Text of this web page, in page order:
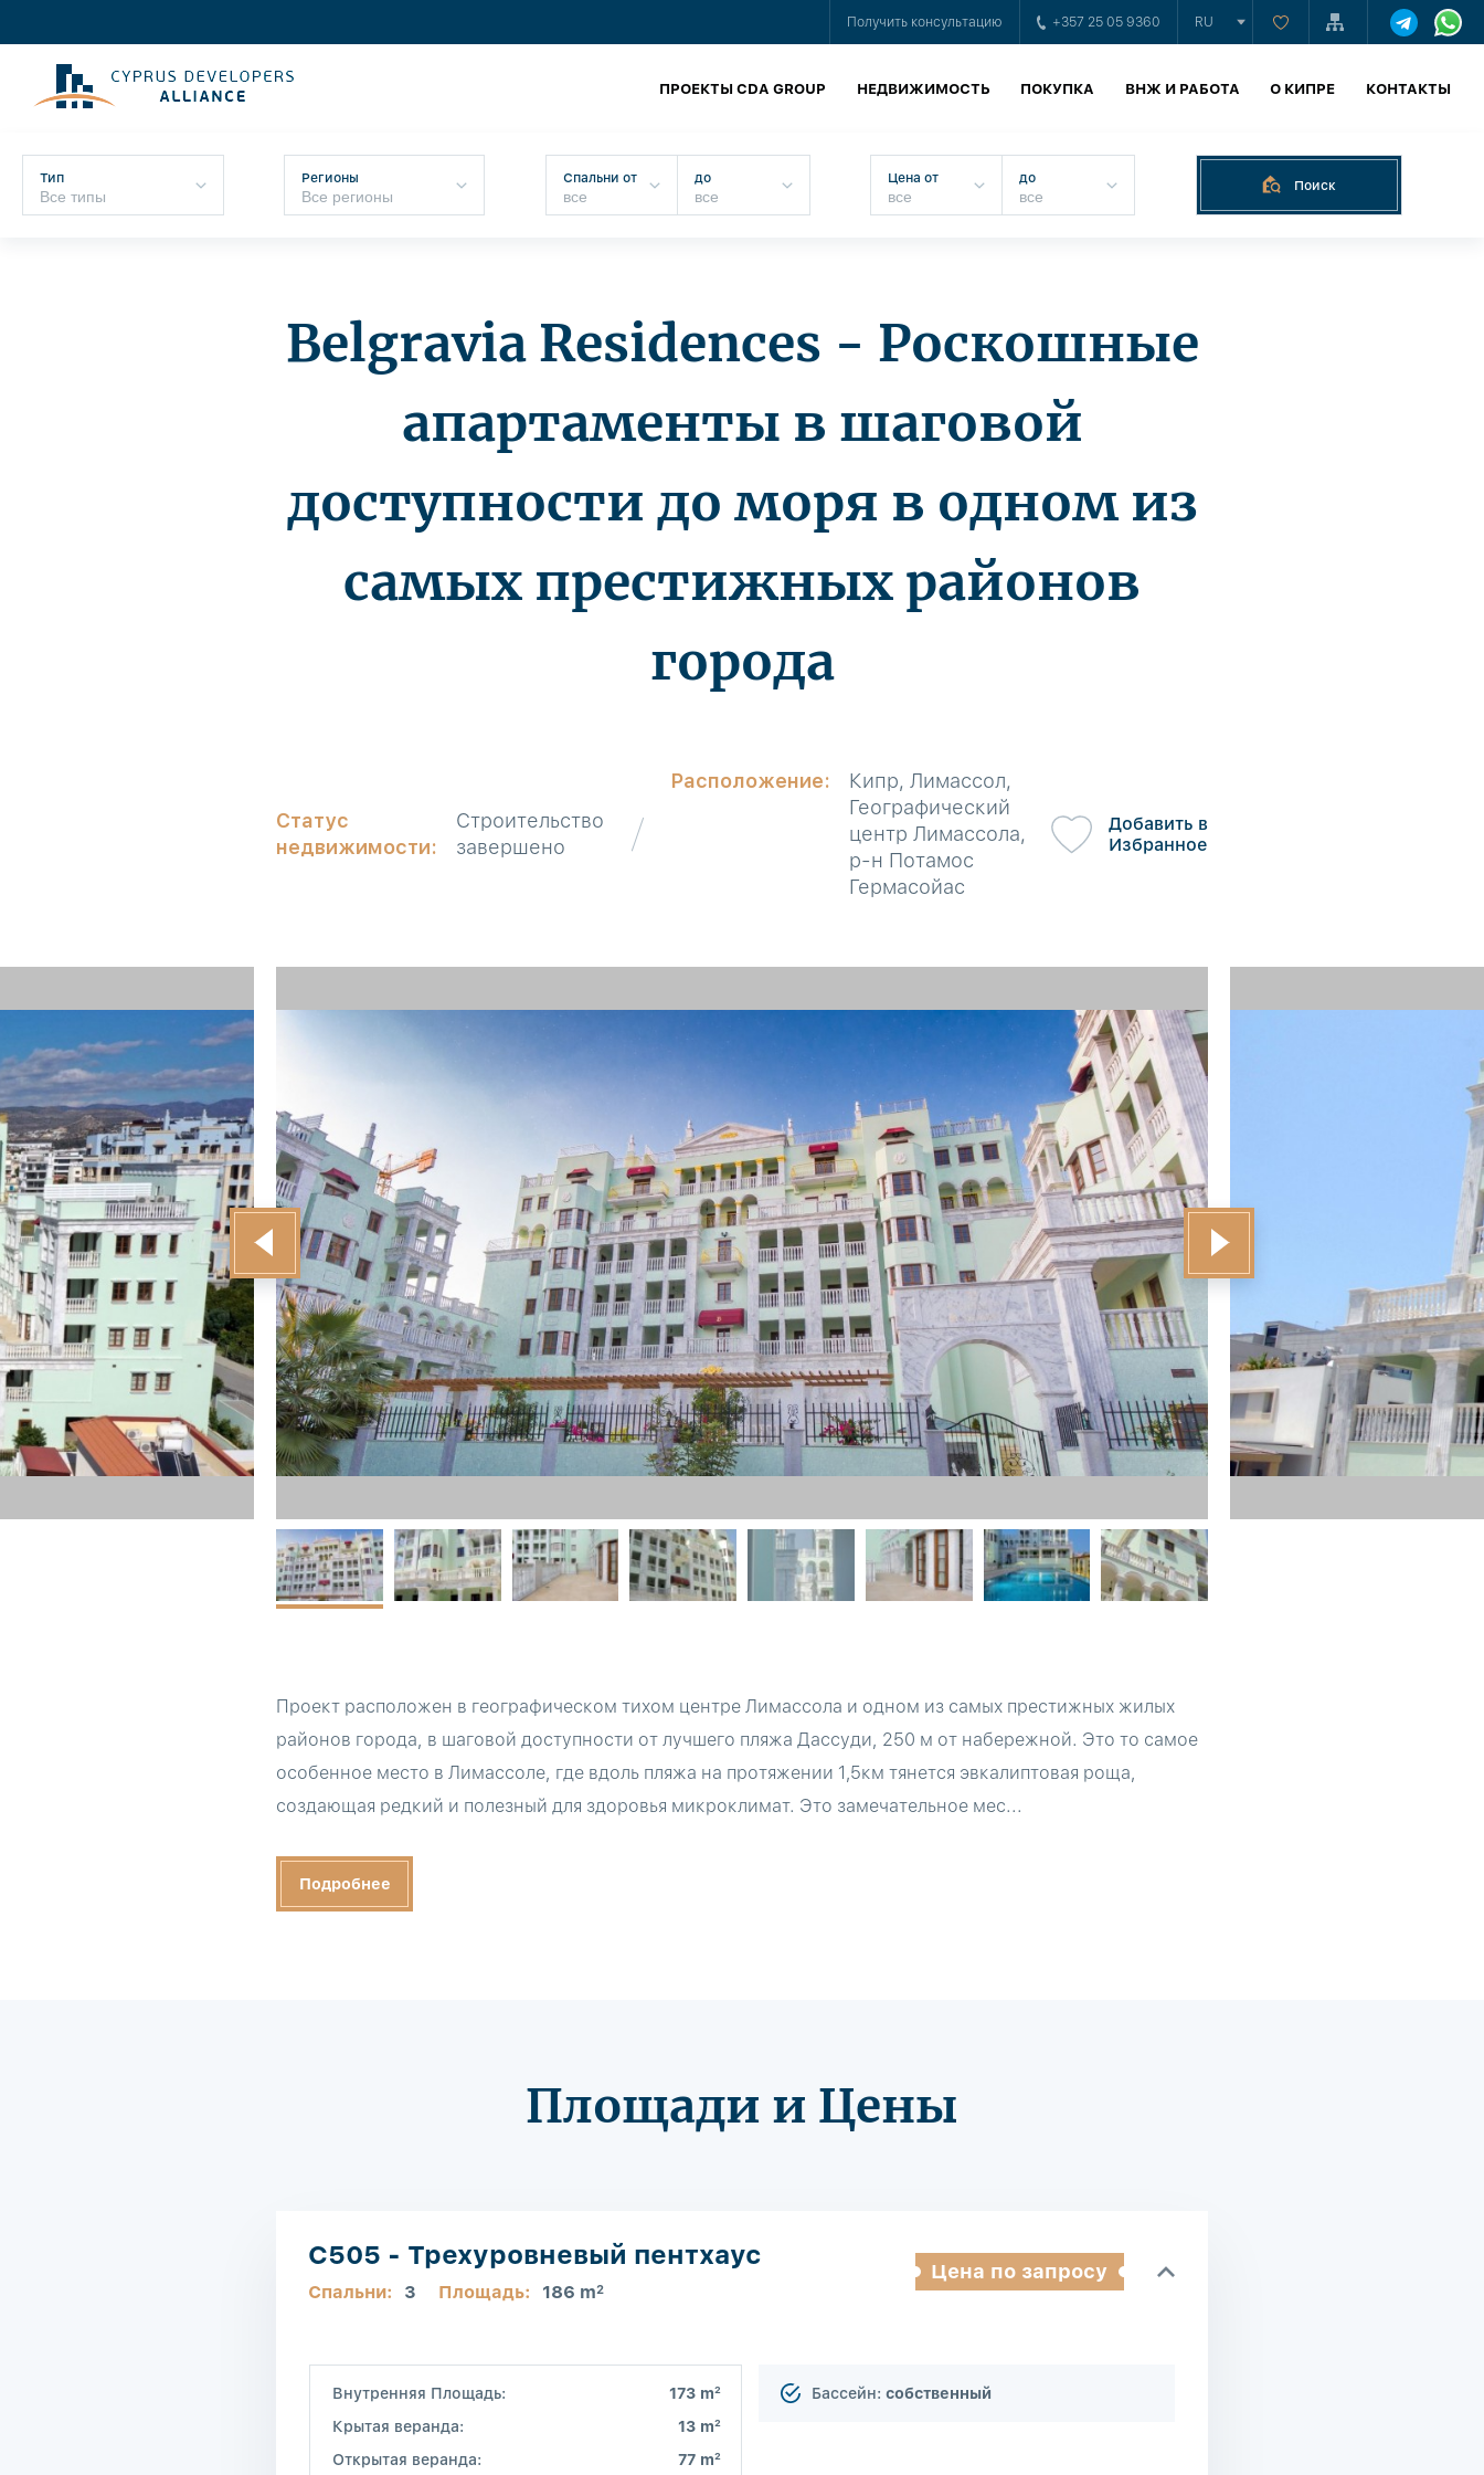
Получить консультацию +357 25 05 9360 RU
ПРОЕКТЫ CDA GROUP НЕДВИЖИМОСТЬ ПОКУПКА ВНЖ И РАБОТА О КИПРЕ КОНТАКТЫ
Тип Регионы Спальни от до Цена от до Поиск
Belgravia Residences - Роскошные
апартаменты в шаговой
доступности до моря в одном из
самых престижных районов
города
Статус
недвижимости:
Строительство
завершено
Расположение:
Кипр, Лимассол,
Географический
центр Лимассола,
р-н Потамос
Гермасойас
Добавить в
Избранное
Проект расположен в географическом тихом центре Лимассола и одном из самых престижных жилых
районов города, в шаговой доступности от лучшего пляжа Дассуди, 250 м от набережной. Это то самое
особенное место в Лимассоле, где вдоль пляжа на протяжении 1,5км тянется эвкалиптовая роща,
создающая редкий и полезный для здоровья микроклимат. Это замечательное мес...
Подробнее
Площади и Цены
C505 - Трехуровневый пентхаус
Спальни: 3 Площадь: 186 m2
Цена по запросу
Внутренняя Площадь: 173 m2
Крытая веранда: 13 m2
Открытая веранда: 77 m2
Бассейн: собственный